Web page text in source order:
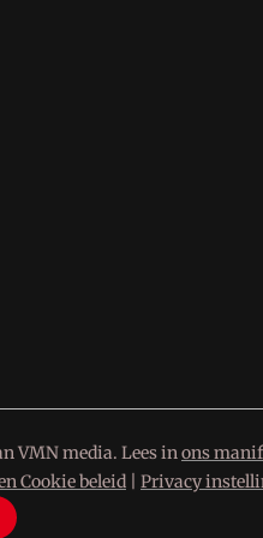
VMN media. Lees inons
Cookie beleid Privacy